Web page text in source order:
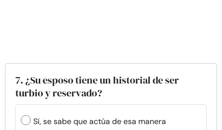
7. ¿Su esposo tiene un historial de ser
turbio y reservado?
Sí, se sabe que actúa de esa manera